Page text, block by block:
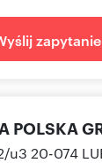
zapytanie
POLSKA
u3 20-074